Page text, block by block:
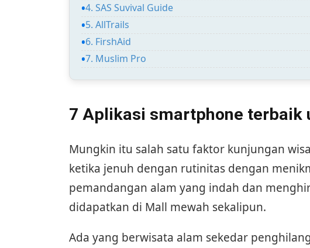
4. SAS Suvival Guide
5. AllTrails
6. FirshAid
7. Muslim Pro
7 Aplikasi smartphone terbaik
Mungkin itu salah satu faktor kunjungan
ketika jenuh dengan rutinitas dengan
pemandangan alam yang indah dan
didapatkan di Mall mewah sekalipun.
Ada yang berwisata alam sekedar